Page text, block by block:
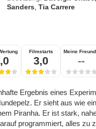
Sanders ,Tia Carrere
Filmstarts
3,0
Meine
--
Ergebnis eines
Er sieht aus wie
Piranha. Er ist stark,
programmiert, alles zu